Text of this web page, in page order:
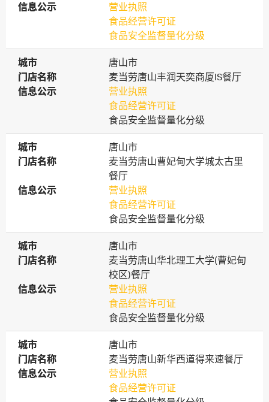
信息公示
信息公示
营业执照
食品经营许可证
食品安全监督量化分级
城市
城市
唐山市
门店名称
门店名称
麦当劳唐山丰润天奕商厦IS餐厅
信息公示
信息公示
营业执照
食品经营许可证
食品安全监督量化分级
城市
城市
唐山市
门店名称
门店名称
麦当劳唐山曹妃甸大学城太古里
餐厅
信息公示
信息公示
营业执照
食品经营许可证
食品安全监督量化分级
城市
城市
唐山市
门店名称
门店名称
麦当劳唐山华北理工大学(曹妃甸
校区)餐厅
信息公示
信息公示
营业执照
食品经营许可证
食品安全监督量化分级
城市
城市
唐山市
门店名称
门店名称
麦当劳唐山新华西道得来速餐厅
信息公示
信息公示
营业执照
食品经营许可证